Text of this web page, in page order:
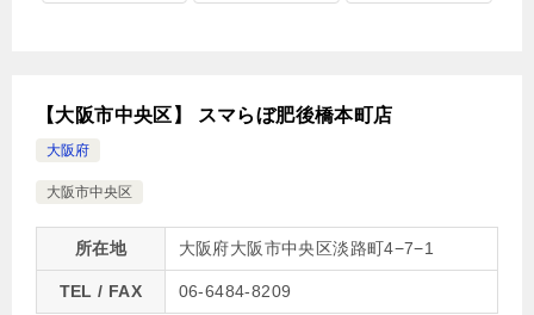
【大阪市中央区】 スマらぼ肥後橋本町店
大阪府
大阪市中央区
所在地 大阪府大阪市中央区淡路町4−7−1
TEL / FAX 06-6484-8209